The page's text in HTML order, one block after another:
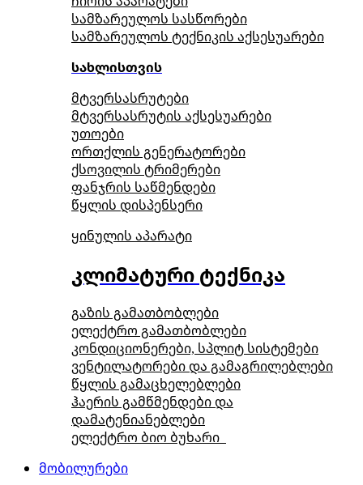
სამზარეულოს სასწორები
სამზარეულოს ტექნიკის აქსესუარები
სახლისთვის
მტვერსასრუტები
მტვერსასრუტის აქსესუარები
უთოები
ორთქლის გენერატორები
ქსოვილის ტრიმერები
ფანჯრის საწმენდები
წყლის დისპენსერი
ყინულის აპარატი
კლიმატური ტექნიკა
გაზის გამათბობლები
ელექტრო გამათბობლები
კონდიციონერები, სპლიტ სისტემები
ვენტილატორები და გამაგრილებლები
წყლის გამაცხელებლები
ჰაერის გამწმენდები და
დამატენიანებლები
ელექტრო ბიო ბუხარი
მობილურები